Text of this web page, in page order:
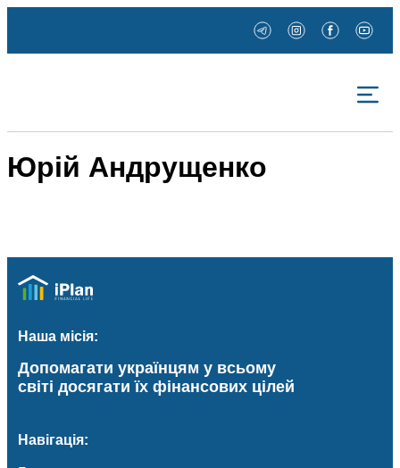
Юрій Андрущенко
Наша місія:
Допомагати українцям у всьому
світі досягати їх фінансових цілей
Навігація: